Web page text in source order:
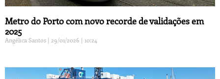
Metro do Porto com novo recorde de validações em
2025
Angélica Santos 29/01/2026 10:24